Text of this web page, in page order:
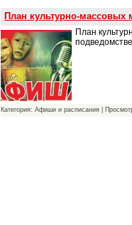
План культурно-массовых
План
Категория: Афиши и расписания |